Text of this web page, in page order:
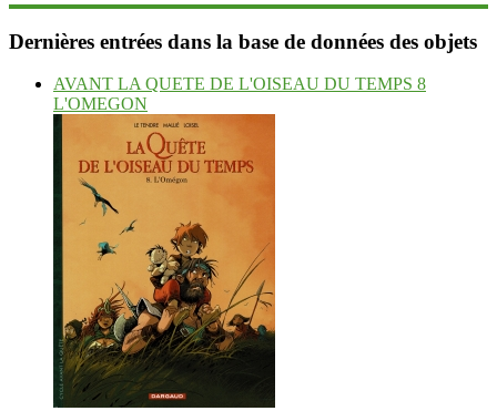
Dernières entrées dans la base de données des objets
AVANT LA QUETE DE L'OISEAU DU TEMPS 8
L'OMEGON